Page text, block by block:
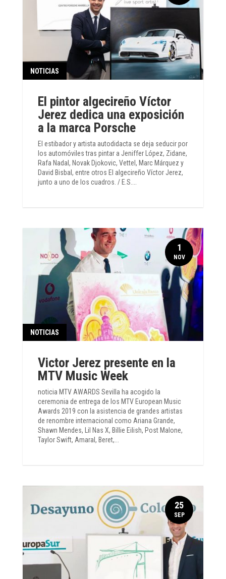
El pintor algecireño Víctor
Jerez dedica una exposición
a la marca Porsche
NOTICIAS
El estibador y artista autodidacta se deja seducir por
los automóviles tras pintar a Jeniffer López, Zidane,
Rafa Nadal, Novak Djokovic, Vettel, Marc Márquez y
David Bisbal, entre otros El algecireño Víctor Jerez,
junto a uno de los cuadros. / E.S....
Victor Jerez presente en la
MTV Music Week
NOTICIAS
noticia MTV AWARDS Sevilla ha acogido la
ceremonia de entrega de los MTV European Music
Awards 2019 con la asistencia de grandes artistas
de renombre internacional como Ariana Grande,
Shawn Mendes, Lil Nas X, Billie Eilish, Post Malone,
Taylor Swift, Amaral, Beret,...
1
NOV
25
SEP